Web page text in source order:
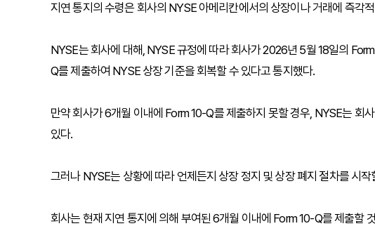
지연 통지의 수령은 회사의 NYSE 아메리칸에서의 상장이나 거래에 즉각
NYSE는 회사에 대해, NYSE 규정에 따라 회사가 2026년 5월 18일의
Q를 제출하여 NYSE 상장 기준을 회복할 수 있다고 통지했다.
만약 회사가 6개월 이내에 Form 10-Q를 제출하지 못할 경우, NYSE는 회
있다.
그러나 NYSE는 상황에 따라 언제든지 상장 정지 및 상장 폐지 절차를 시
회사는 현재 지연 통지에 의해 부여된 6개월 이내에 Form 10-Q를 제출할